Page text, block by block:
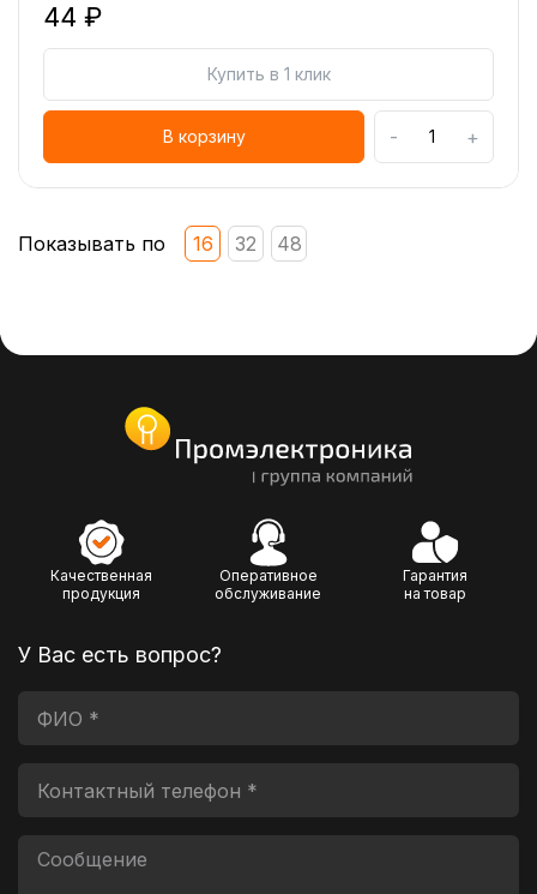
44 ₽
Купить в 1 клик
В корзину - +
Показывать по 16 32 48
Качественная
продукция
Оперативное
обслуживание
Гарантия
на товар
У Вас есть вопрос?